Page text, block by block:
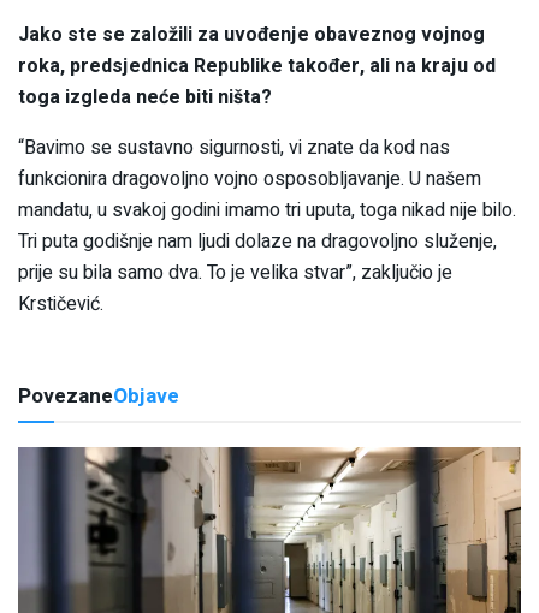
Jako ste se založili za uvođenje obaveznog vojnog
roka, predsjednica Republike također, ali na kraju od
toga izgleda neće biti ništa?
“Bavimo se sustavno sigurnosti, vi znate da kod nas
funkcionira dragovoljno vojno osposobljavanje. U našem
mandatu, u svakoj godini imamo tri uputa, toga nikad nije bilo.
Tri puta godišnje nam ljudi dolaze na dragovoljno služenje,
prije su bila samo dva. To je velika stvar”, zaključio je
Krstičević.
PovezaneObjave